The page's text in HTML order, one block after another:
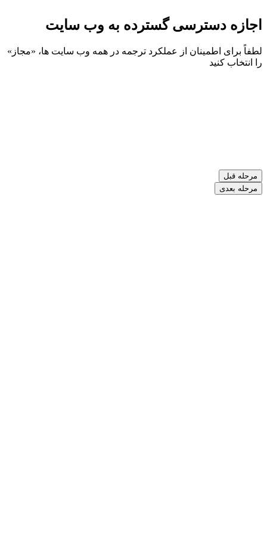
اجازه دسترسی گسترده به وب سایت
لطفاً برای اطمینان از عملکرد ترجمه در همه وب سایت ها، «مجاز»
را انتخاب کنید
مرحله قبل
مرحله بعدی